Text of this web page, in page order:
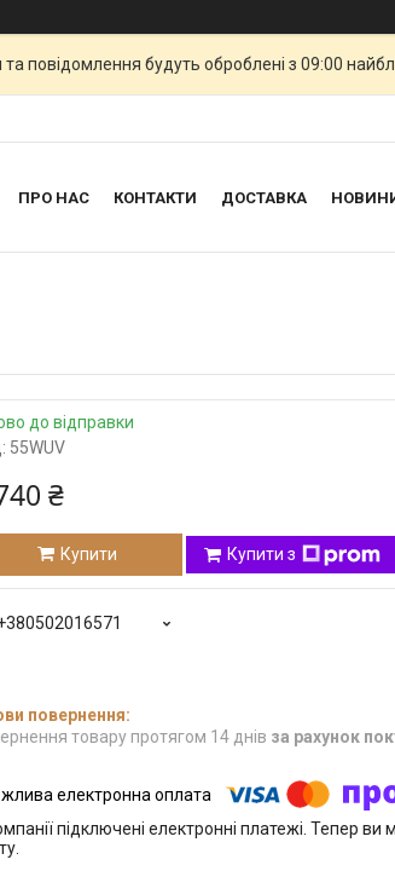
повідомлення будуть оброблені з 09:00
ПРО НАС КОНТАКТИ ДОСТАВКА
до відправки
55WUV
₴
Купити Купити з
товару протягом 14 днів за рахунок
підключені електронні платежі. Тепер